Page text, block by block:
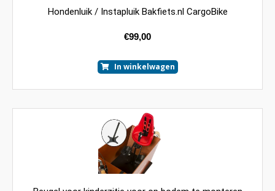
Hondenluik / Instapluik Bakfiets.nl CargoBike
€99,00
In winkelwagen